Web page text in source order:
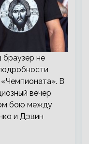
не
В
вечер
бою между
и Дэвин